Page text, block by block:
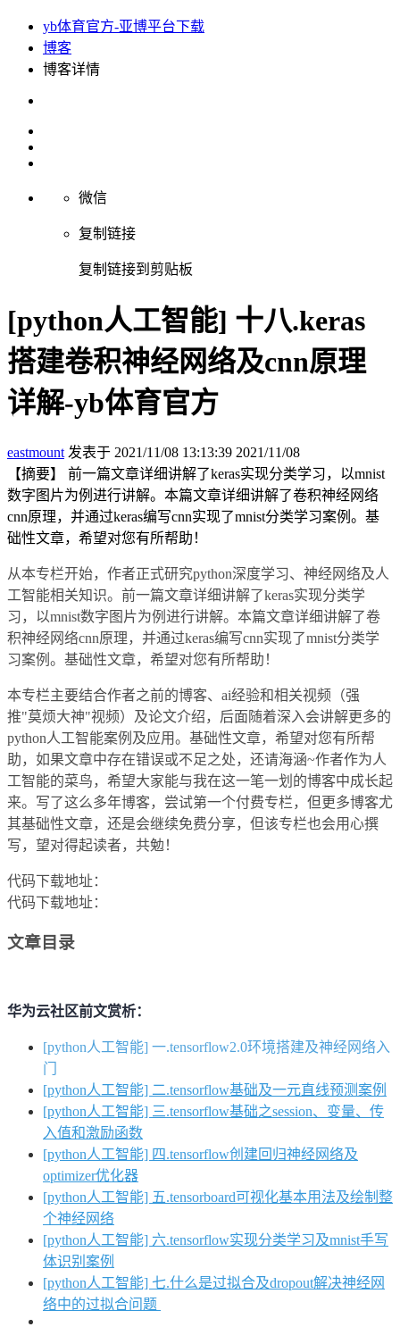
yb体育官方-亚博平台下载
博客
博客详情
微信
复制链接
复制链接到剪贴板
[python人工智能] 十八.keras
搭建卷积神经网络及cnn原理
详解-yb体育官方
eastmount 发表于 2021/11/08 13:13:39 2021/11/08
【摘要】 前一篇文章详细讲解了keras实现分类学习，以mnist
数字图片为例进行讲解。本篇文章详细讲解了卷积神经网络
cnn原理，并通过keras编写cnn实现了mnist分类学习案例。基
础性文章，希望对您有所帮助！
从本专栏开始，作者正式研究python深度学习、神经网络及人
工智能相关知识。前一篇文章详细讲解了keras实现分类学
习，以mnist数字图片为例进行讲解。本篇文章详细讲解了卷
积神经网络cnn原理，并通过keras编写cnn实现了mnist分类学
习案例。基础性文章，希望对您有所帮助！
本专栏主要结合作者之前的博客、ai经验和相关视频（强
推"莫烦大神"视频）及论文介绍，后面随着深入会讲解更多的
python人工智能案例及应用。基础性文章，希望对您有所帮
助，如果文章中存在错误或不足之处，还请海涵~作者作为人
工智能的菜鸟，希望大家能与我在这一笔一划的博客中成长起
来。写了这么多年博客，尝试第一个付费专栏，但更多博客尤
其基础性文章，还是会继续免费分享，但该专栏也会用心撰
写，望对得起读者，共勉！
代码下载地址：
代码下载地址：
文章目录
华为云社区前文赏析：
[python人工智能] 一.tensorflow2.0环境搭建及神经网络入
门
[python人工智能] 二.tensorflow基础及一元直线预测案例
[python人工智能] 三.tensorflow基础之session、变量、传
入值和激励函数
[python人工智能] 四.tensorflow创建回归神经网络及
optimizer优化器
[python人工智能] 五.tensorboard可视化基本用法及绘制整
个神经网络
[python人工智能] 六.tensorflow实现分类学习及mnist手写
体识别案例
[python人工智能] 七.什么是过拟合及dropout解决神经网
络中的过拟合问题